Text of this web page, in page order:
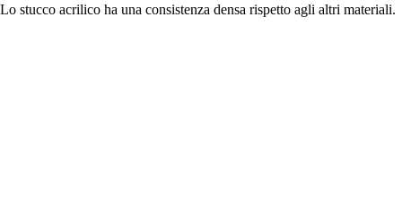
Lo stucco acrilico ha una consistenza densa rispetto agli altri materiali.